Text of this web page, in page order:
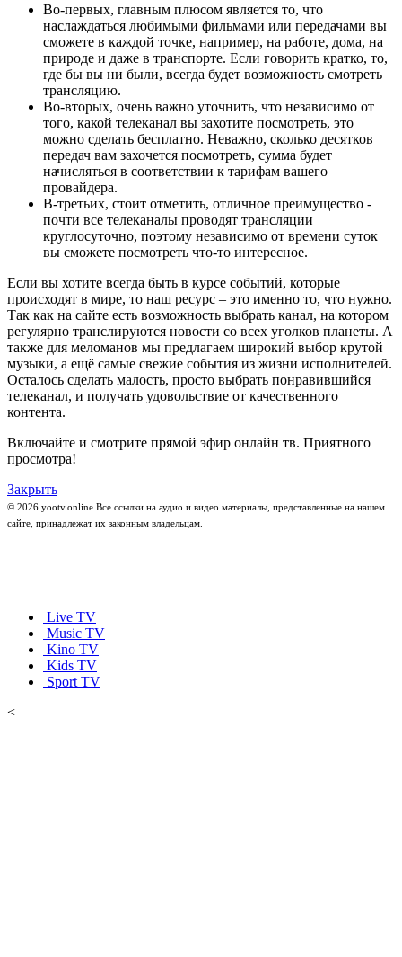
Во-первых, главным плюсом является то, что
наслаждаться любимыми фильмами или передачами вы
сможете в каждой точке, например, на работе, дома, на
природе и даже в транспорте. Если говорить кратко, то,
где бы вы ни были, всегда будет возможность смотреть
трансляцию.
Во-вторых, очень важно уточнить, что независимо от
того, какой телеканал вы захотите посмотреть, это
можно сделать бесплатно. Неважно, сколько десятков
передач вам захочется посмотреть, сумма будет
начисляться в соответствии к тарифам вашего
провайдера.
В-третьих, стоит отметить, отличное преимущество -
почти все телеканалы проводят трансляции
круглосуточно, поэтому независимо от времени суток
вы сможете посмотреть что-то интересное.
Если вы хотите всегда быть в курсе событий, которые
происходят в мире, то наш ресурс – это именно то, что нужно.
Так как на сайте есть возможность выбрать канал, на котором
регулярно транслируются новости со всех уголков планеты. А
также для меломанов мы предлагаем широкий выбор крутой
музыки, а ещё самые свежие события из жизни исполнителей.
Осталось сделать малость, просто выбрать понравившийся
телеканал, и получать удовольствие от качественного
контента.
Включайте и смотрите прямой эфир онлайн тв. Приятного
просмотра!
Закрыть
© 2026 yootv.online Все ссылки на аудио и видео материалы, представленные на нашем
сайте, принадлежат их законным владельцам.
Live TV
Music TV
Kino TV
Kids TV
Sport TV
<